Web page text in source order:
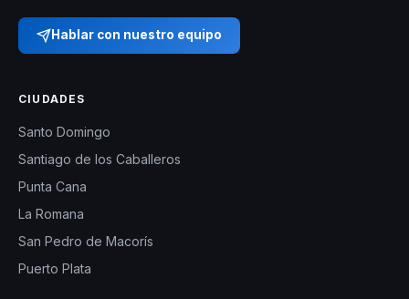
Hablar con nuestro equipo
CIUDADES
Santo Domingo
Santiago de los Caballeros
Punta Cana
La Romana
San Pedro de Macorís
Puerto Plata